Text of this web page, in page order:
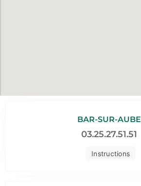
Instructions
BAR-SUR-AUBE
03.25.27.51.51